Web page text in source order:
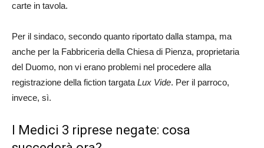
carte in tavola.
Per il sindaco, secondo quanto riportato dalla stampa, ma
anche per la Fabbriceria della Chiesa di Pienza, proprietaria
del Duomo, non vi erano problemi nel procedere alla
registrazione della fiction targataLux Vide. Per il parroco,
invece, sì.
I Medici 3 riprese negate: cosa